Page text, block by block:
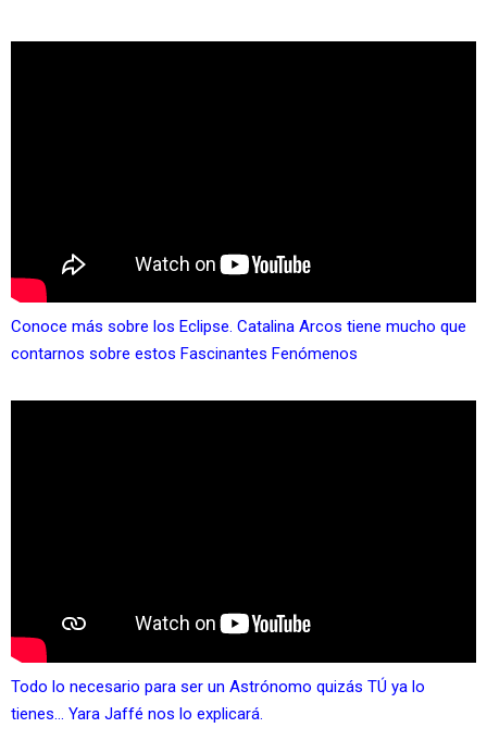
Conoce más sobre los Eclipse. Catalina Arcos tiene mucho que
contarnos sobre estos Fascinantes Fenómenos
Todo lo necesario para ser un Astrónomo quizás TÚ ya lo
tienes… Yara Jaffé nos lo explicará.